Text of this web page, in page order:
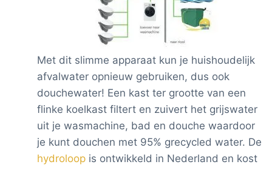
Met dit slimme apparaat kun je huishoudelijk
afvalwater opnieuw gebruiken, dus ook
douchewater! Een kast ter grootte van een
flinke koelkast filtert en zuivert het grijswater
uit je wasmachine, bad en douche waardoor
je kunt douchen met 95% grecycled water. De
hydroloop is ontwikkeld in Nederland en kost